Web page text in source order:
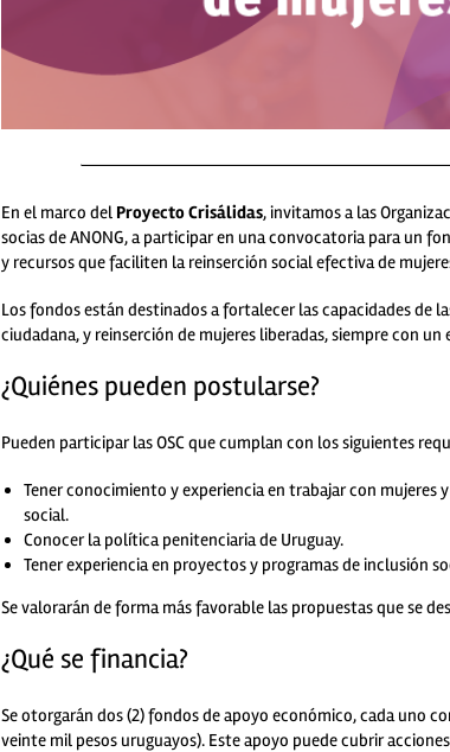
En el marco del Proyecto Crisálidas, invitamos a las
socias de ANONG, a participar en una convocatoria para un
y recursos que faciliten la reinserción social efectiva de
Los fondos están destinados a fortalecer las capacidades de
ciudadana, y reinserción de mujeres liberadas, siempre con
¿Quiénes pueden postularse?
Pueden participar las OSC que cumplan con los siguientes
Tener conocimiento y experiencia en trabajar con mujeres
social.
Conocer la política penitenciaria de Uruguay.
Tener experiencia en proyectos y programas de inclusión
Se valorarán de forma más favorable las propuestas que se
¿Qué se financia?
Se otorgarán dos (2) fondos de apoyo económico, cada uno
veinte mil pesos uruguayos). Este apoyo puede cubrir